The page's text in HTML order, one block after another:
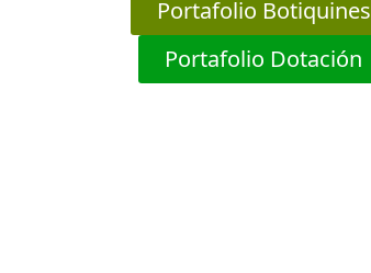
Portafolio Botiquines
Portafolio Dotación